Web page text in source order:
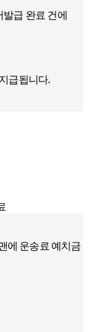
급 완료 건에
급됩니다.
에 운송료 예치금